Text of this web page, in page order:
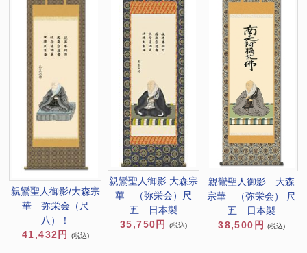
親鸞聖人御影/大森宗
華 弥栄会（尺
八）！
41,432円
(税込)
親鸞聖人御影 大森宗
華 （弥栄会）尺
五 日本製
35,750円
(税込)
親鸞聖人御影 大森
宗華 （弥栄会） 尺
五 日本製
38,500円
(税込)